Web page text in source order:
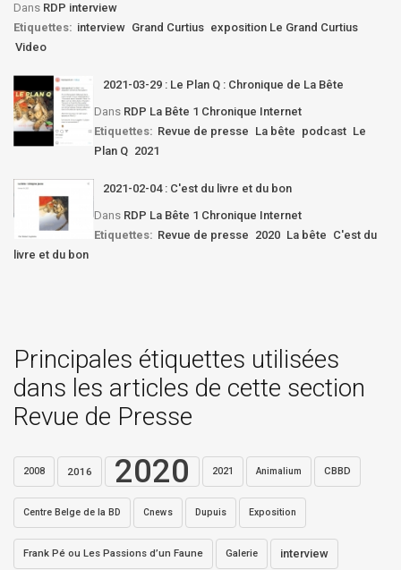
Dans RDP interview
Etiquettes: interview Grand Curtius exposition Le Grand Curtius
Video
2021-03-29 : Le Plan Q : Chronique de La Bête
Dans RDP La Bête 1 Chronique Internet
Etiquettes: Revue de presse La bête podcast Le
Plan Q 2021
2021-02-04 : C'est du livre et du bon
Dans RDP La Bête 1 Chronique Internet
Etiquettes: Revue de presse 2020 La bête C'est du
livre et du bon
Principales étiquettes utilisées
dans les articles de cette section
Revue de Presse
2008 2016 2020 2021 Animalium CBBD
Centre Belge de la BD Cnews Dupuis Exposition
Frank Pé ou Les Passions d’un Faune Galerie interview